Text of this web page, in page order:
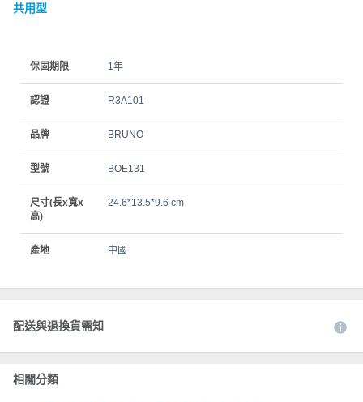
共用型
保固期限 1年
認證 R3A101
品牌 BRUNO
型號 BOE131
尺寸(長x寬x
高)
24.6*13.5*9.6 cm
產地 中國
配送與退換貨需知
相關分類